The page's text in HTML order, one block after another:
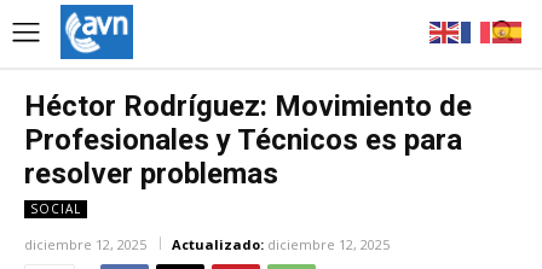
Héctor Rodríguez: Movimiento de
Profesionales y Técnicos es para
resolver problemas
SOCIAL
diciembre 12, 2025 Actualizado: diciembre 12, 2025